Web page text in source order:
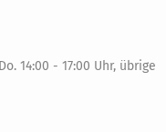
14:00 - 17:00 Uhr, übrige